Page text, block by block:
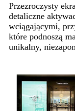
Przezroczysty
detaliczne
wciągającymi,
które podnoszą
unikalny,